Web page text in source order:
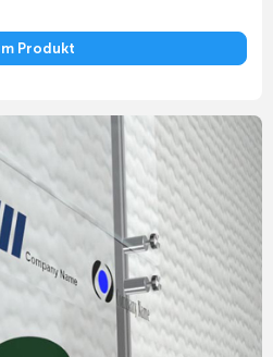
Produkt